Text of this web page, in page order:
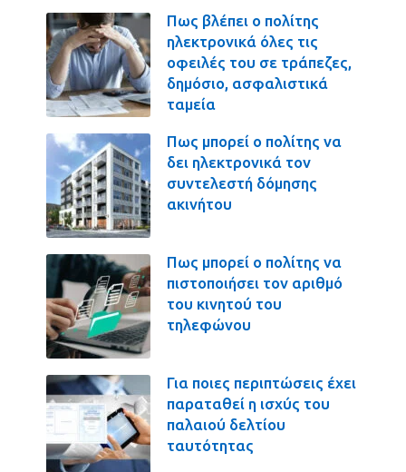
Πως βλέπει ο πολίτης
ηλεκτρονικά όλες τις
οφειλές του σε τράπεζες,
δημόσιο, ασφαλιστικά
ταμεία
Πως μπορεί ο πολίτης να
δει ηλεκτρονικά τον
συντελεστή δόμησης
ακινήτου
Πως μπορεί ο πολίτης να
πιστοποιήσει τον αριθμό
του κινητού του
τηλεφώνου
Για ποιες περιπτώσεις έχει
παραταθεί η ισχύς του
παλαιού δελτίου
ταυτότητας